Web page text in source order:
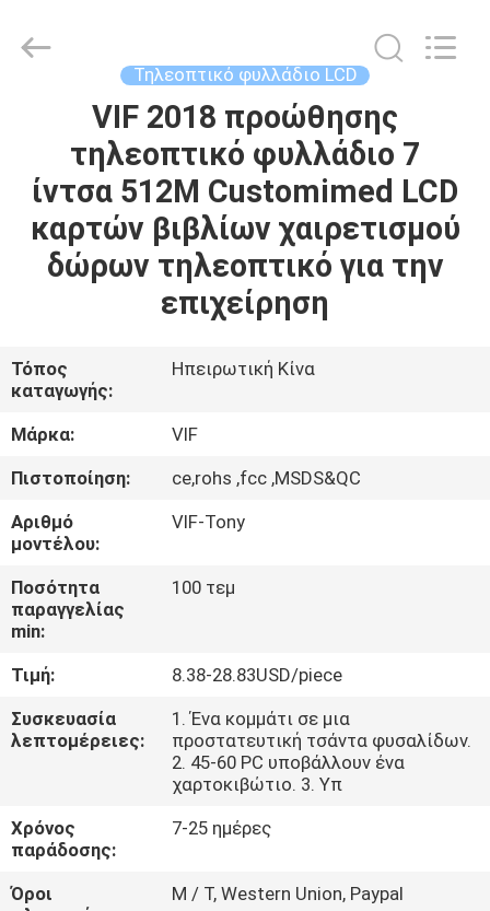
ΠΡΟΪΌΝΤΑ
ΠΕΡΊΠΟΥ
ΓΎΡΟΣ
ΕΡΓΟΣΤΑΣΊΩΝ
ΠΟΙΟΤΙΚΌΣ
ΈΛΕΓΧΟΣ
ΜΑΣ
ΕΛΆΤΕ
ΕΠΑΦΉ
ΜΕ
ΈΝΑ
ΑΠΌΣΠΑΣΜΑ
Τηλεοπτικό φυλλάδιο LCD
VIF 2018 προώθησης
τηλεοπτικό φυλλάδιο 7
ίντσα 512M Customimed LCD
καρτών βιβλίων χαιρετισμού
δώρων τηλεοπτικό για την
επιχείρηση
Τόπος
καταγωγής:
Ηπειρωτική Κίνα
Μάρκα:
VIF
Πιστοποίηση:
ce,rohs ,fcc ,MSDS&QC
Αριθμό
μοντέλου:
VIF-Tony
Ποσότητα
παραγγελίας
min:
100 τεμ
Τιμή:
8.38-28.83USD/piece
Συσκευασία
λεπτομέρειες:
1. Ένα κομμάτι σε μια
προστατευτική τσάντα φυσαλίδων.
2. 45-60 PC υποβάλλουν ένα
χαρτοκιβώτιο. 3. Υπ
Χρόνος
παράδοσης:
7-25 ημέρες
Όροι
Μ / Τ, Western Union, Paypal